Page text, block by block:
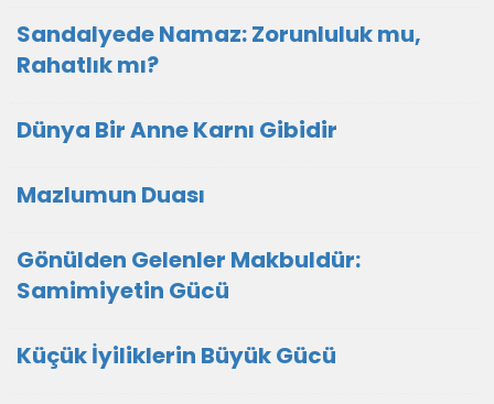
Sandalyede Namaz: Zorunluluk mu,
Rahatlık mı?
Dünya Bir Anne Karnı Gibidir
Mazlumun Duası
​Gönülden Gelenler Makbuldür:
Samimiyetin Gücü
Küçük İyiliklerin Büyük Gücü